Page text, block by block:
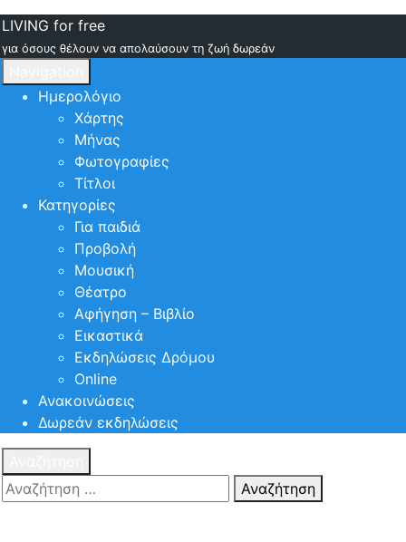
LIVING for free
για όσους θέλουν να απολαύσουν τη ζωή δωρεάν
Ημερολόγιο
Χάρτης
Μήνας
Φωτογραφίες
Τίτλοι
Κατηγορίες
Για παιδιά
Προβολή
Μουσική
Θέατρο
Αφήγηση – Βιβλίο
Εικαστικά
Εκδηλώσεις Δρόμου
Online
Ανακοινώσεις
Δωρεάν εκδηλώσεις
Αναζήτηση